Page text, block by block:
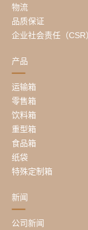
物流
品质保证
企业社会责任（CSR
产品
运输箱
零售箱
饮料箱
重型箱
食品箱
纸袋
特殊定制箱
新闻
公司新闻